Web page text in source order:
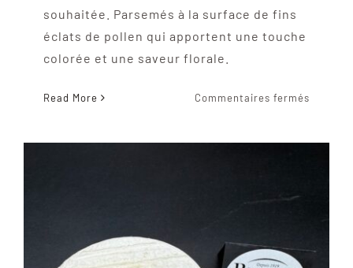
souhaitée. Parsemés à la surface de fins
éclats de pollen qui apportent une touche
colorée et une saveur florale.
Read More Commentaires fermés